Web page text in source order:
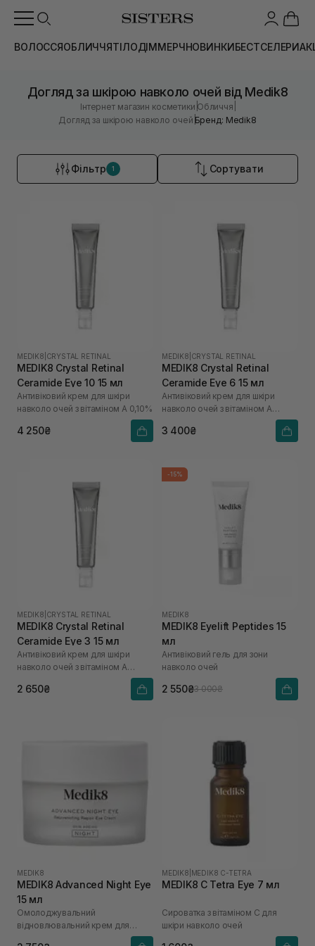
ВОЛОССЯОБЛИЧЧЯТІЛОДІММЕРЧНОВИНКИБЕСТСЕЛЕРИ
Догляд за шкірою навколо очей від Medik8
Інтернет магазин косметики |Обличчя
Догляд за шкірою навколо очей |Бренд: Medik8
Фільтр 1 Сортувати
MEDIK8 CRYSTAL RETINAL
MEDIK8 Crystal Retinal
Ceramide Eye 10 15 мл
Антивіковий крем для шкіри
навколо очей з вітаміном А 0,10%
4 250₴
MEDIK8 CRYSTAL RETINAL
MEDIK8 Crystal Retinal
Ceramide Eye 6 15 мл
Антивіковий крем для шкіри
навколо очей з вітаміном А
3 400₴
MEDIK8 CRYSTAL RETINAL
MEDIK8 Crystal Retinal
Ceramide Eye 3 15 мл
Антивіковий крем для шкіри
навколо очей з вітаміном А
2 650₴
-15%
MEDIK8
MEDIK8 Eyelift Peptides 15
мл
Антивіковий гель для зони
навколо очей
2 550₴3 000₴
MEDIK8
MEDIK8 Advanced Night Eye
15 мл
Омолоджувальний
відновлювальний крем для
MEDIK8 MEDIK8 C-TETRA
MEDIK8 C Tetra Eye 7 мл
Сироватка з вітаміном С для
шкіри навколо очей